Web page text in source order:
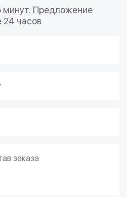
минут. Предложение
24 часов